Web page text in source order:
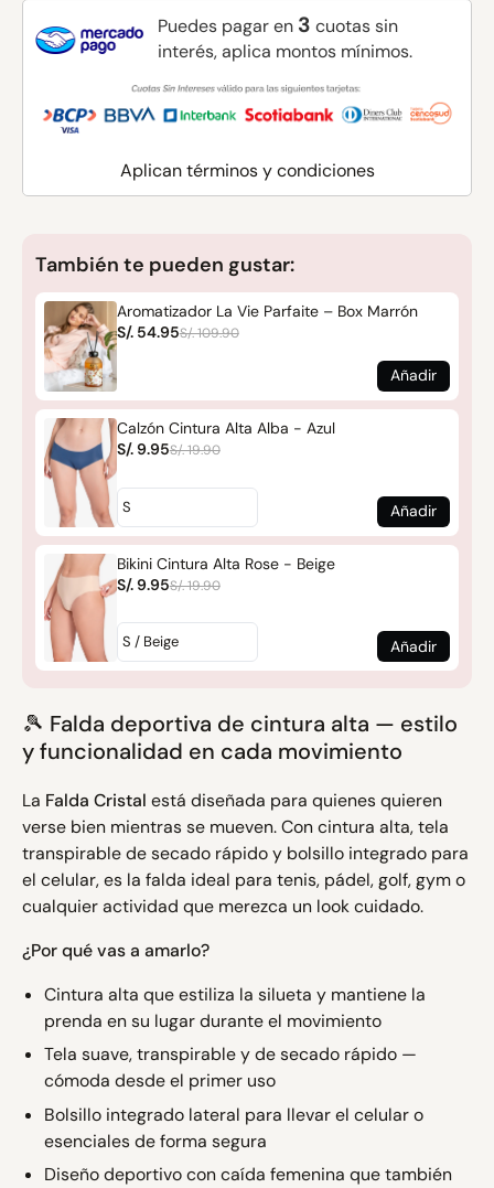
Puedes pagar en 3 cuotas sin
interés, aplica montos mínimos.
Aplican términos y condiciones
También te pueden gustar:
Aromatizador La Vie Parfaite – Box Marrón
S/. 54.95S/. 109.90
Añadir
Calzón Cintura Alta Alba - Azul
S/. 9.95S/. 19.90
Añadir
Bikini Cintura Alta Rose - Beige
S/. 9.95S/. 19.90
Añadir
🎾 Falda deportiva de cintura alta — estilo
y funcionalidad en cada movimiento
La Falda Cristal está diseñada para quienes quieren
verse bien mientras se mueven. Con cintura alta, tela
transpirable de secado rápido y bolsillo integrado para
el celular, es la falda ideal para tenis, pádel, golf, gym o
cualquier actividad que merezca un look cuidado.
¿Por qué vas a amarlo?
Cintura alta que estiliza la silueta y mantiene la
prenda en su lugar durante el movimiento
Tela suave, transpirable y de secado rápido —
cómoda desde el primer uso
Bolsillo integrado lateral para llevar el celular o
esenciales de forma segura
Diseño deportivo con caída femenina que también